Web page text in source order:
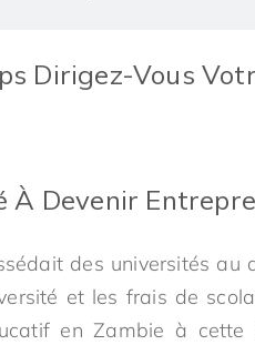
Dirigez-Vous
À Devenir
des universités
et les frais de
en Zambie à